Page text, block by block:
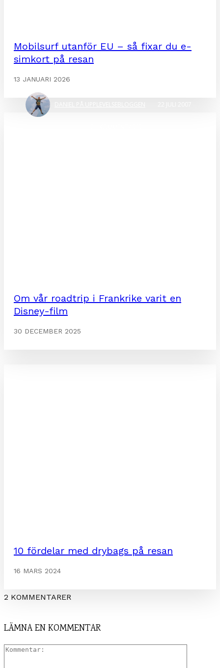
HUMOR PRYLAR
Höjden av oväntadhet
Mobilsurf utanför EU – så fixar du e-
simkort på resan
13 JANUARI 2026
Om vår roadtrip i Frankrike varit en
Disney-film
30 DECEMBER 2025
10 fördelar med drybags på resan
16 MARS 2024
2 KOMMENTARER
LÄMNA EN KOMMENTAR